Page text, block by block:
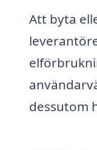
Att byta
dessutom